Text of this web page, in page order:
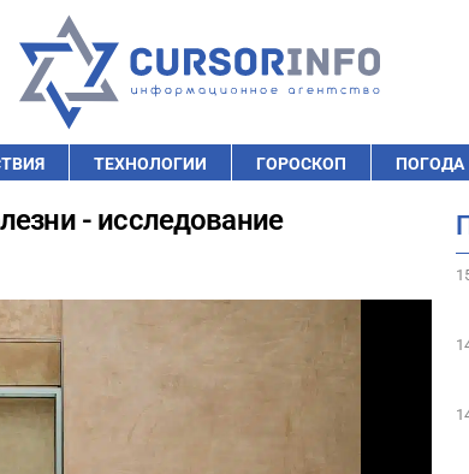
ТЕХНОЛОГИИ ГОРОСКОП ПОГОДА
- исследование